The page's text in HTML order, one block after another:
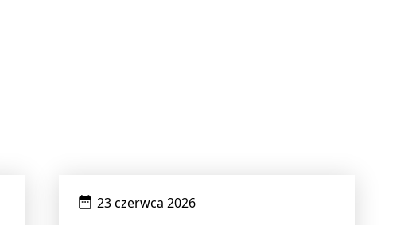
Data23 czerwca 2026